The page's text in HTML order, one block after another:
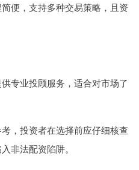
便，支持多种交易策略，且资
专业投顾服务，适合对市场了
，投资者在选择前应仔细核查
非法配资陷阱。